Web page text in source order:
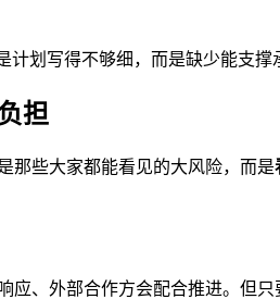
划写得不够细，而是缺少能支
担
那些大家都能看见的大风险，而是
、外部合作方会配合推进。但